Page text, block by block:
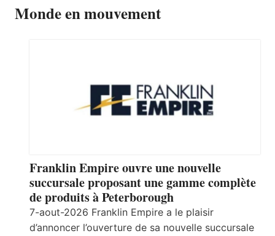
Monde en mouvement
Franklin Empire ouvre une nouvelle
succursale proposant une gamme complète
de produits à Peterborough
7-aout-2026 Franklin Empire a le plaisir
d’annoncer l’ouverture de sa nouvelle succursale